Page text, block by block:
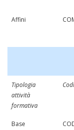
Affini
Tipologia
attività
formativa
Base